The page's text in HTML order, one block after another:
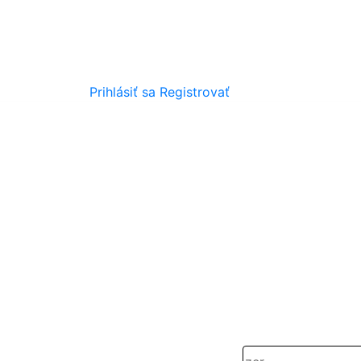
Prihlásiť sa Registrovať